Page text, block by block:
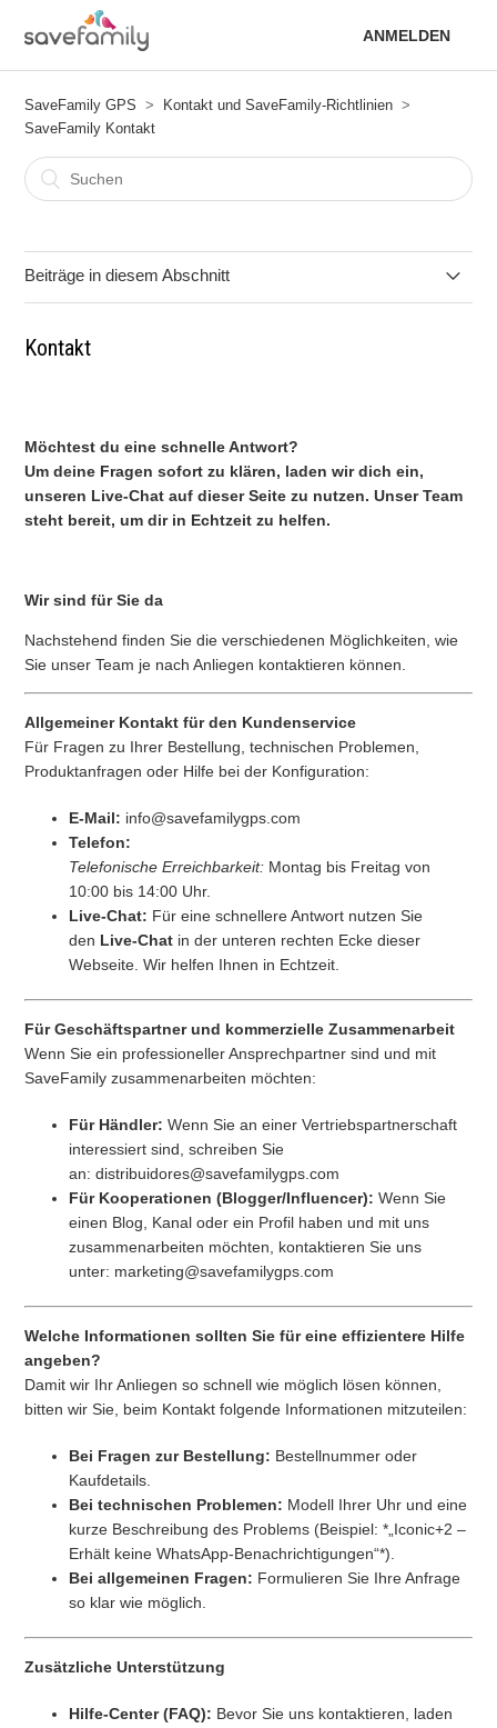
ANMELDEN
SaveFamily GPS
Kontakt und SaveFamily-Richtlinien
SaveFamily Kontakt
Beiträge in diesem Abschnitt
Kontakt
Möchtest du eine schnelle Antwort?
Um deine Fragen sofort zu klären, laden wir dich ein,
unseren Live-Chat auf dieser Seite zu nutzen. Unser Team
steht bereit, um dir in Echtzeit zu helfen.
Wir sind für Sie da
Nachstehend finden Sie die verschiedenen Möglichkeiten, wie
Sie unser Team je nach Anliegen kontaktieren können.
Allgemeiner Kontakt für den Kundenservice
Für Fragen zu Ihrer Bestellung, technischen Problemen,
Produktanfragen oder Hilfe bei der Konfiguration:
E-Mail: info@savefamilygps.com
Telefon:
Telefonische Erreichbarkeit: Montag bis Freitag von
10:00 bis 14:00 Uhr.
Live-Chat: Für eine schnellere Antwort nutzen Sie
den Live-Chat in der unteren rechten Ecke dieser
Webseite. Wir helfen Ihnen in Echtzeit.
Für Geschäftspartner und kommerzielle Zusammenarbeit
Wenn Sie ein professioneller Ansprechpartner sind und mit
SaveFamily zusammenarbeiten möchten:
Für Händler: Wenn Sie an einer Vertriebspartnerschaft
interessiert sind, schreiben Sie
an: distribuidores@savefamilygps.com
Für Kooperationen (Blogger/Influencer): Wenn Sie
einen Blog, Kanal oder ein Profil haben und mit uns
zusammenarbeiten möchten, kontaktieren Sie uns
unter: marketing@savefamilygps.com
Welche Informationen sollten Sie für eine effizientere Hilfe
angeben?
Damit wir Ihr Anliegen so schnell wie möglich lösen können,
bitten wir Sie, beim Kontakt folgende Informationen mitzuteilen:
Bei Fragen zur Bestellung: Bestellnummer oder
Kaufdetails.
Bei technischen Problemen: Modell Ihrer Uhr und eine
kurze Beschreibung des Problems (Beispiel: *„Iconic+2 –
Erhält keine WhatsApp-Benachrichtigungen“*).
Bei allgemeinen Fragen: Formulieren Sie Ihre Anfrage
so klar wie möglich.
Zusätzliche Unterstützung
Hilfe-Center (FAQ): Bevor Sie uns kontaktieren, laden